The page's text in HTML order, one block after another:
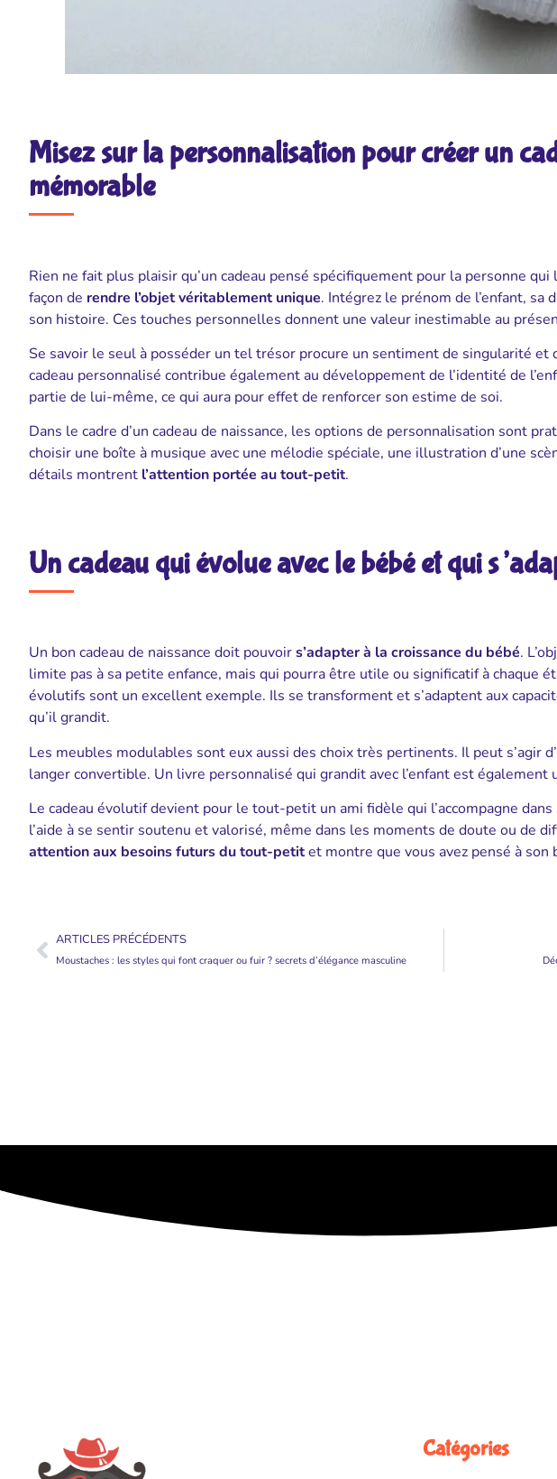
Misez sur la personnalisation pour créer un
mémorable
Rien ne fait plus plaisir qu’un cadeau pensé spécifiquement pour la personne
façon de rendre l’objet véritablement unique. Intégrez le prénom de l’enfant, sa
son histoire. Ces touches personnelles donnent une valeur inestimable au
Se savoir le seul à posséder un tel trésor procure un sentiment de singularité et
cadeau personnalisé contribue également au développement de l’identité de
partie de lui-même, ce qui aura pour effet de renforcer son estime de soi.
Dans le cadre d’un cadeau de naissance, les options de personnalisation sont
choisir une boîte à musique avec une mélodie spéciale, une illustration d’une
détails montrent l’attention portée au tout-petit.
Un cadeau qui évolue avec le bébé et qui
Un bon cadeau de naissance doit pouvoirs’adapter à la croissance du bébé.
limite pas à sa petite enfance, mais qui pourra être utile ou significatif à chaque
évolutifs sont un excellent exemple. Ils se transforment et s’adaptent aux
qu’il grandit.
Les meubles modulables sont eux aussi des choix très pertinents. Il peut s’agir
langer convertible. Un livre personnalisé qui grandit avec l’enfant est également
Le cadeau évolutif devient pour le tout-petit un ami fidèle qui l’accompagne
l’aide à se sentir soutenu et valorisé, même dans les moments de doute ou de
attention aux besoins futurs du tout-petitet montre que vous avez pensé à
ARTICLES PRÉCÉDENTS
Moustaches : les styles qui font craquer ou fuir ? secrets d’élégance masculine
Catégories